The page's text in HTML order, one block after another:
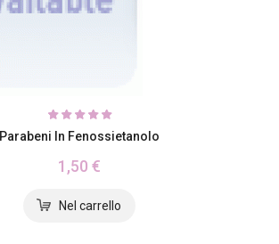
Parabeni In Fenossietanolo
1,50 €